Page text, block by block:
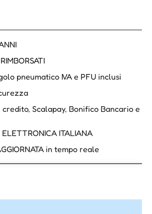
pneumatico IVA e PFU inclusi
Scalapay, Bonifico Bancario e
ELETTRONICA ITALIANA
in tempo reale